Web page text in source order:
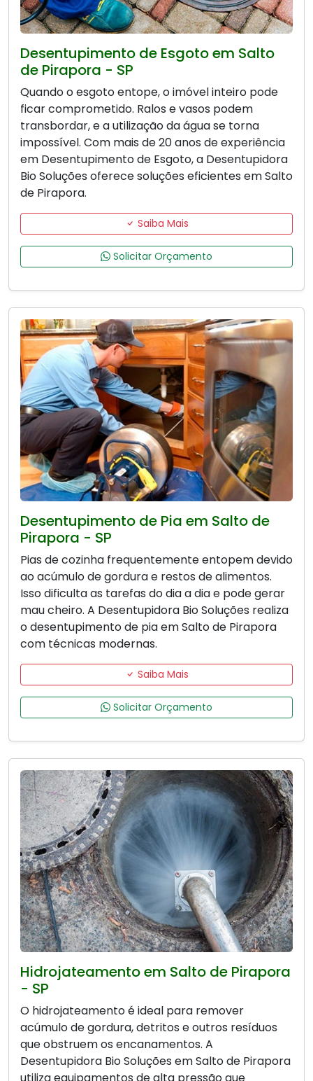
Desentupimento de Esgoto em Salto
de Pirapora - SP
Quando o esgoto entope, o imóvel inteiro pode
ficar comprometido. Ralos e vasos podem
transbordar, e a utilização da água se torna
impossível. Com mais de 20 anos de experiência
em Desentupimento de Esgoto, a Desentupidora
Bio Soluções oferece soluções eficientes em Salto
de Pirapora.
Saiba Mais
Solicitar Orçamento
Desentupimento de Pia em Salto de
Pirapora - SP
Pias de cozinha frequentemente entopem devido
ao acúmulo de gordura e restos de alimentos.
Isso dificulta as tarefas do dia a dia e pode gerar
mau cheiro. A Desentupidora Bio Soluções realiza
o desentupimento de pia em Salto de Pirapora
com técnicas modernas.
Saiba Mais
Solicitar Orçamento
Hidrojateamento em Salto de Pirapora
- SP
O hidrojateamento é ideal para remover
acúmulo de gordura, detritos e outros resíduos
que obstruem os encanamentos. A
Desentupidora Bio Soluções em Salto de Pirapora